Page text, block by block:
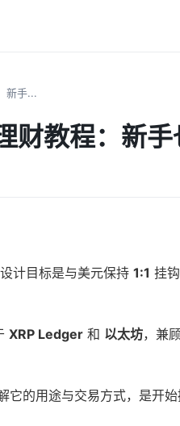
新手...
财教程：新
计目标是与美元保持 1:1 挂
XRP Ledger 和 以太坊，兼
它的用途与交易方式，是开